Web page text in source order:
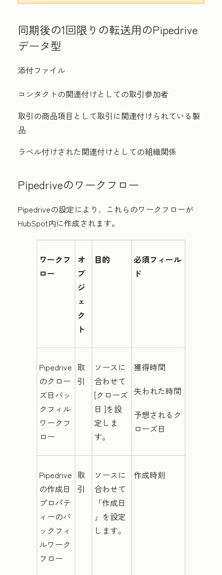
同期後の1回限りの転送用のPipedrive
データ型
添付ファイル
コンタクトの関連付けとしての取引参加者
取引の商品項目として取引に関連付けられている製
品
ラベル付けされた関連付けとしての組織関係
Pipedriveのワークフロー
Pipedriveの設定により、これらのワークフローが
HubSpot内に作成されます。
ワークフ
ロー
オ
ブ
ジ
ェ
ク
ト
目的
必須フィール
ド
Pipedrive
のクロー
ズ日バッ
クフィル
ワークフ
ロー
取
引
ソースに
合わせて
[クローズ
日 ]を設
定しま
す。
獲得時間
失われた時間
予想されるク
ローズ日
Pipedrive
の作成日
プロパテ
ィーのバ
ックフィ
ルワーク
フロー
取
引
ソースに
合わせて
「作成日
」を設定
します。
作成時刻